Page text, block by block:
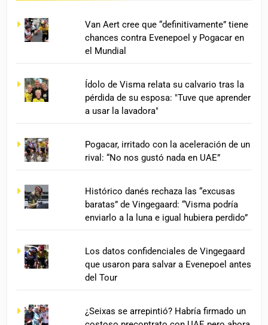
Van Aert cree que “definitivamente” tiene
chances contra Evenepoel y Pogacar en
el Mundial
Ídolo de Visma relata su calvario tras la
pérdida de su esposa: "Tuve que aprender
a usar la lavadora"
Pogacar, irritado con la aceleración de un
rival: “No nos gustó nada en UAE”
Histórico danés rechaza las “excusas
baratas” de Vingegaard: “Visma podría
enviarlo a la luna e igual hubiera perdido”
Los datos confidenciales de Vingegaard
que usaron para salvar a Evenepoel antes
del Tour
¿Seixas se arrepintió? Habría firmado un